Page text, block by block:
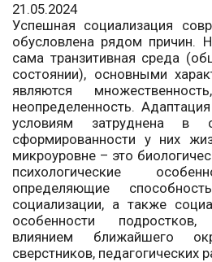
21.05.2024
Успешная социализация
обусловлена рядом причин.
сама транзитивная среда
состоянии), основными
являются
неопределенность.
условиям затруднена в
сформированности у них
микроуровне – это
психологические
определяющие
социализации, а также
особенности
влиянием ближайшего
сверстников, педагогических